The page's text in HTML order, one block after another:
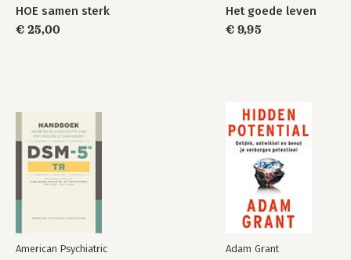
HOE samen sterk
€ 25,00
Het goede leven
€ 9,95
American Psychiatric
Adam Grant